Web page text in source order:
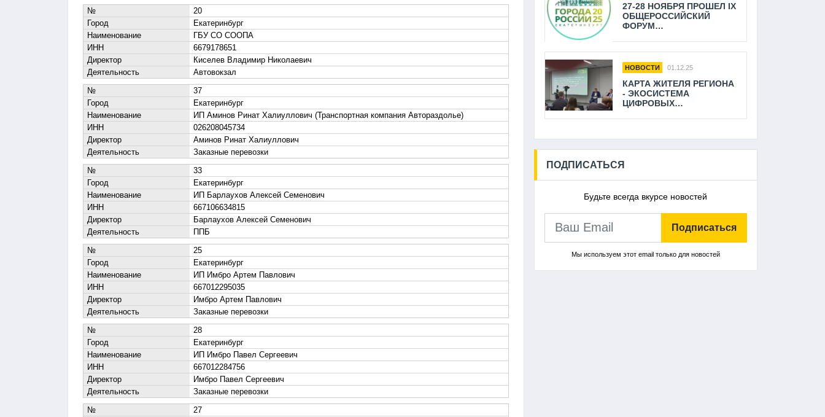
№
20
Город
Екатеринбург
Наименование
ГБУ СО СООПА
ИНН
6679178651
Директор
Киселев Владимир Николаевич
Деятельность
Автовокзал
№
37
Город
Екатеринбург
Наименование
ИП Аминов Ринат Халиуллович (Транспортная компания Автораздолье)
ИНН
026208045734
Директор
Аминов Ринат Халиуллович
Деятельность
Заказные перевозки
№
33
Город
Екатеринбург
Наименование
ИП Барлаухов Алексей Семенович
ИНН
667106634815
Директор
Барлаухов Алексей Семенович
Деятельность
ППБ
№
25
Город
Екатеринбург
Наименование
ИП Имбро Артем Павлович
ИНН
667012295035
Директор
Имбро Артем Павлович
Деятельность
Заказные перевозки
№
28
Город
Екатеринбург
Наименование
ИП Имбро Павел Сергеевич
ИНН
667012284756
Директор
Имбро Павел Сергеевич
Деятельность
Заказные перевозки
№
27
27-28 НОЯБРЯ ПРОШЕЛ IX
ОБЩЕРОССИЙСКИЙ
ФОРУМ
РОССИИ»
НОВОСТИ 01.12.25
КАРТА ЖИТЕЛЯ РЕГИОНА
- ЭКОСИСТЕМА
ЦИФРОВЫХ
ПОДПИСАТЬСЯ
Будьте всегда вкурсе новостей
Подписаться
Мы используем этот email только для новостей